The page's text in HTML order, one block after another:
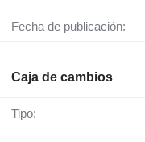
Fecha de publicación:
Caja de cambios
Tipo: